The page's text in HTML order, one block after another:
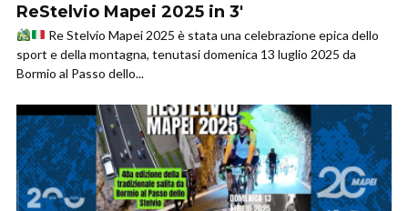
ReStelvio Mapei 2025 in 3′
Re Stelvio Mapei 2025 è stata una celebrazione epica dello
sport e della montagna, tenutasi domenica 13 luglio 2025 da
Bormio al Passo dello...